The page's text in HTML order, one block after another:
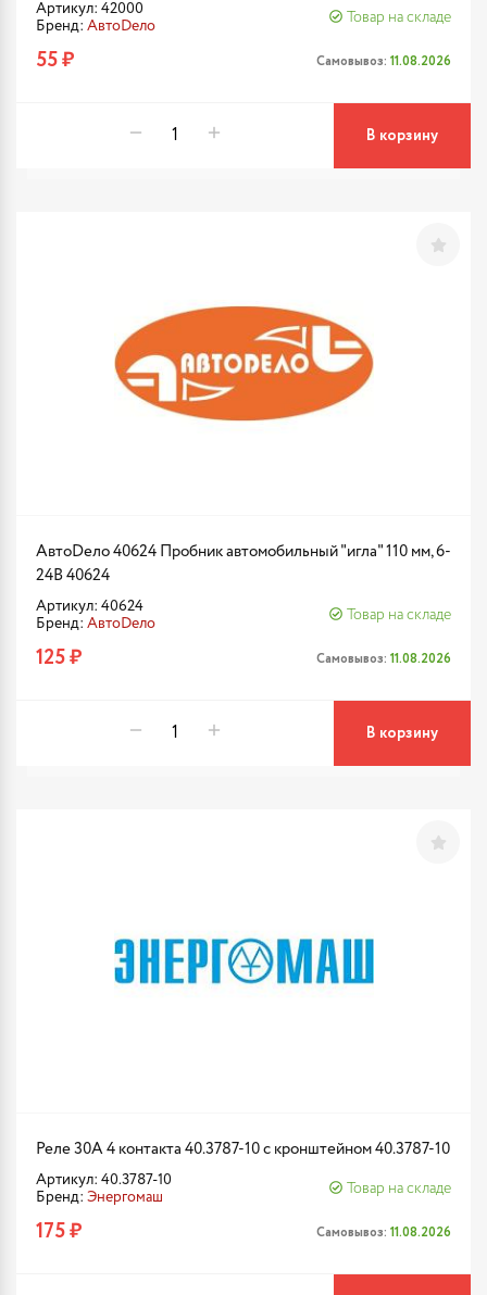
Артикул: 42000
Бренд: АвтоDело
Товар на складе
55 ₽ Самовывоз: 11.08.2026
В корзину
АвтоDело 40624 Пробник автомобильный "игла" 110 мм, 6-
24В 40624
Артикул: 40624
Бренд: АвтоDело
Товар на складе
125 ₽ Самовывоз: 11.08.2026
В корзину
Реле 30А 4 контакта 40.3787-10 с кронштейном 40.3787-10
Артикул: 40.3787-10
Бренд: Энергомаш
Товар на складе
175 ₽ Самовывоз: 11.08.2026